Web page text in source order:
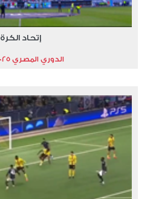
إتحاد الكرة
الدوري المصري 2024/2025